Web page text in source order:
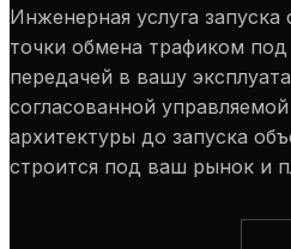
Инженерная услуга запуска
точки обмена трафиком
передачей в вашу
согласованной
архитектуры до запуска
строится под ваш рынок и